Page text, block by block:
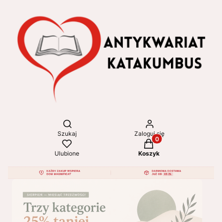
Otwórz wyszukiwarkę
Szukaj Zaloguj się
Ulubione
Produkty w koszyku:
Koszyk